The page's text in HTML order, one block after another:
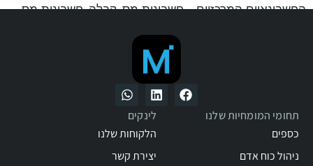
החשבונאיים המרכזיים – חשבונית מס, קבלה, חשבונית מס
משלוח והזמנת עבודה – כולל מטרתם, כללי הפקה נכונים,
תחומי המומחיות שלנו
כספים
ניהול כוח אדם
לינקים
הלקוחות שלנו
יצירת קשר